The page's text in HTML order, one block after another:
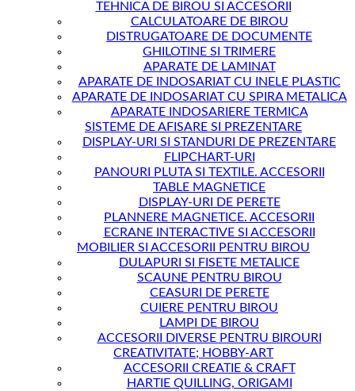
TEHNICA DE BIROU SI ACCESORII
CALCULATOARE DE BIROU
DISTRUGATOARE DE DOCUMENTE
GHILOTINE SI TRIMERE
APARATE DE LAMINAT
APARATE DE INDOSARIAT CU INELE PLASTIC
APARATE DE INDOSARIAT CU SPIRA METALICA
APARATE INDOSARIERE TERMICA
SISTEME DE AFISARE SI PREZENTARE
DISPLAY-URI SI STANDURI DE PREZENTARE
FLIPCHART-URI
PANOURI PLUTA SI TEXTILE. ACCESORII
TABLE MAGNETICE
DISPLAY-URI DE PERETE
PLANNERE MAGNETICE. ACCESORII
ECRANE INTERACTIVE SI ACCESORII
MOBILIER SI ACCESORII PENTRU BIROU
DULAPURI SI FISETE METALICE
SCAUNE PENTRU BIROU
CEASURI DE PERETE
CUIERE PENTRU BIROU
LAMPI DE BIROU
ACCESORII DIVERSE PENTRU BIROURI
CREATIVITATE; HOBBY-ART
ACCESORII CREATIE & CRAFT
HARTIE QUILLING, ORIGAMI